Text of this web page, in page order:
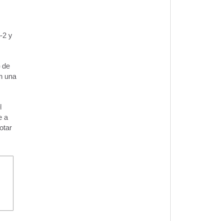
2 y
de
una
a